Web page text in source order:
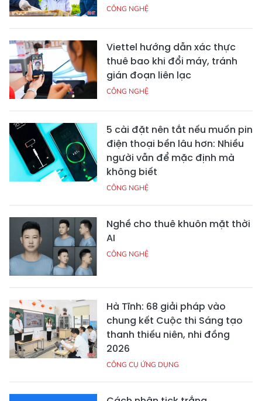
CÔNG NGHỆ
Viettel hướng dẫn xác thực
thuê bao khi đổi máy, tránh
gián đoạn liên lạc
CÔNG NGHỆ
5 cài đặt nên tắt nếu muốn pin
điện thoại bền lâu hơn: Nhiều
người vẫn để mặc định mà
không biết
CÔNG NGHỆ
Nghề cho thuê khuôn mặt thời
AI
CÔNG NGHỆ
Hà Tĩnh: 68 giải pháp vào
chung kết Cuộc thi Sáng tạo
thanh thiếu niên, nhi đồng
2026
CÔNG CỤ ỨNG DỤNG